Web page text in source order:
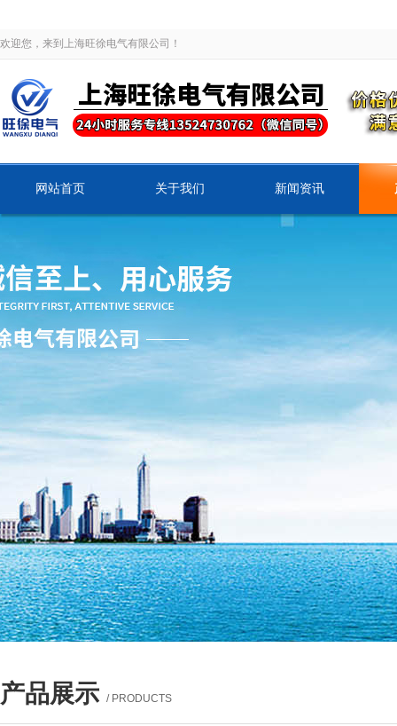
欢迎您，来到上海旺徐电气有限公司！
网站首页 关于我们 新闻资讯
产品展示 / PRODUCTS